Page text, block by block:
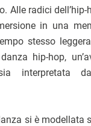
Alle radici
in una
stesso
hip-hop,
interpretata
si è modellata